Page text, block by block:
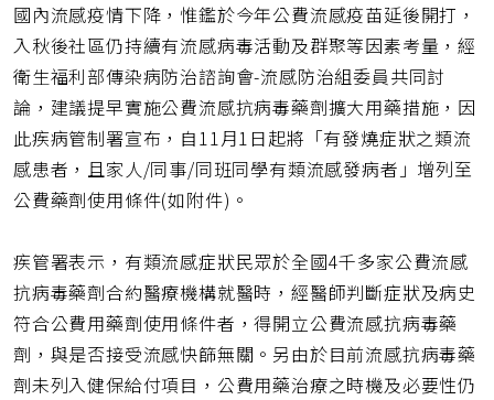
短
網
址
國內流感疫情下降，惟鑑於今年公費流感疫苗延後開打，
入秋後社區仍持續有流感病毒活動及群聚等因素考量，經
衛生福利部傳染病防治諮詢會-流感防治組委員共同討
論，建議提早實施公費流感抗病毒藥劑擴大用藥措施，因
此疾病管制署宣布，自11月1日起將「有發燒症狀之類流
感患者，且家人/同事/同班同學有類流感發病者」增列至
公費藥劑使用條件(如附件)。
疾管署表示，有類流感症狀民眾於全國4千多家公費流感
抗病毒藥劑合約醫療機構就醫時，經醫師判斷症狀及病史
符合公費用藥劑使用條件者，得開立公費流感抗病毒藥
劑，與是否接受流感快篩無關。另由於目前流感抗病毒藥
劑未列入健保給付項目，公費用藥治療之時機及必要性仍